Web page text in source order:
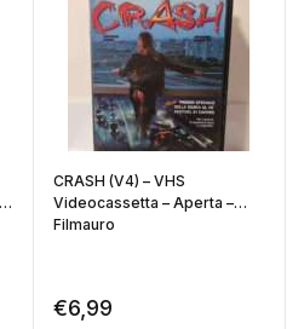
CRASH (V4) – VHS
Videocassetta – Aperta –
Filmauro
€6,99